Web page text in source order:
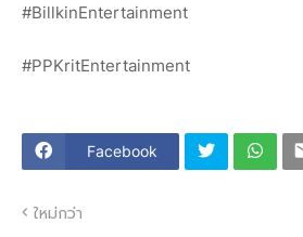
#BillkinEntertainment
#PPKritEntertainment
Facebook
ใหม่กว่า